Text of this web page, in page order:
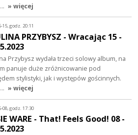
» więcej
15, godz. 20:11
PRZYBYSZ - Wracając 15 -
Przybysz wydała trzeci solowy album, na
panuje duże zróżnicowanie pod
stylistyki, jak i występów gościnnych.
» więcej
08, godz. 17:30
WARE - That! Feels Good! 08 -